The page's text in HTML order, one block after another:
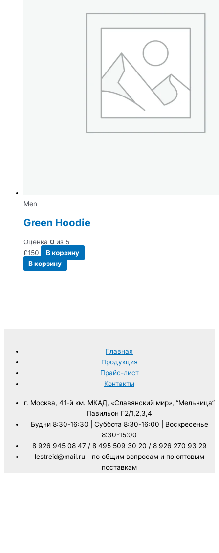
Men
Green Hoodie
Оценка 0 из 5
£150
В корзину
В корзину
Главная
Продукция
Прайс-лист
Контакты
г. Москва, 41-й км. МКАД, «Славянский мир», “Мельница”
Павильон Г2/1,2,3,4
Будни 8:30-16:30 | Суббота 8:30-16:00 | Воскресенье
8:30-15:00
8 926 945 08 47 / 8 495 509 30 20 / 8 926 270 93 29
lestreid@mail.ru - по общим вопросам и по оптовым
поставкам